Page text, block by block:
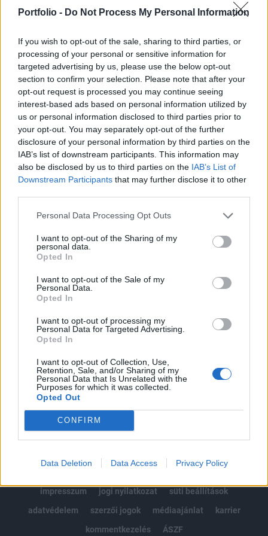
Portfolio - Do Not Process My Personal Information
If you wish to opt-out of the sale, sharing to third parties, or
processing of your personal or sensitive information for
targeted advertising by us, please use the below opt-out
section to confirm your selection. Please note that after your
opt-out request is processed you may continue seeing
interest-based ads based on personal information utilized by
us or personal information disclosed to third parties prior to
your opt-out. You may separately opt-out of the further
disclosure of your personal information by third parties on the
IAB’s list of downstream participants. This information may
also be disclosed by us to third parties on the IAB’s List of
Downstream Participants that may further disclose it to other
Personal Data Processing Opt Outs
I want to opt-out of the Sharing of my
personal data.
Opted In
I want to opt-out of the Sale of my
Personal Data.
Opted In
I want to opt-out of processing my
Personal Data for Targeted Advertising.
Opted In
I want to opt-out of Collection, Use,
Retention, Sale, and/or Sharing of my
Personal Data that Is Unrelated with the
Purposes for which it was collected.
Opted Out
CONFIRM
Data Deletion Data Access Privacy Policy
bevételszámai verik az elemzői várakozásokat. A
német nagybank április 29-én teszi közzé
gyorsjelentését - számol be a hírről a Bloomberg.
Bár hivatalosan csak április 29-én jelent, már közzétett pár
számot az első negyedéves teljesítményéről a Deutsche
Bank. A közleményből kiderül, hogy a bank mintegy 500
millió eurós tartalékot képzett a bedőlő hitelekre, az elmúlt
hat évben sosem volt ilyen magas az erre képzett tartalék.
A bank közölte azt is, hogy a tőkepuferre vonatkozó 12,5%-
os minimum célját is...
KEDVES OLVASÓNK!
tartozik, melynek olvasása előfizetéses
regisztrációhoz kötött.
Az előfizetés a következőket tartalmazza:
Portfolio.hu teljes cikkarchívum
Kötéslisták: BÉT elmúlt 2 év napon belüli
kötéslistái
Előfizetés
MÁR ELŐFIZETŐNK VAGY?BEJELENTKEZÉS
impresszum
jogi nyilatkozat
süti beállítások
adatvédelem
szerzői jogok médiaajánlat
karrier
kommentkezelés
ÁSZF